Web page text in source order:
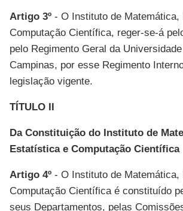
Artigo 3º - O Instituto de
Computação Científica, reger-se-á
pelo Regimento Geral da
Campinas, por esse Regimento
legislação vigente.
TÍTULO II
Da Constituição do Instituto de
Estatística e Computação Científica
Artigo 4º - O Instituto de
Computação Científica é constituído
seus Departamentos, pelas